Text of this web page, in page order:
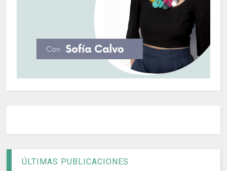
ÚLTIMAS PUBLICACIONES